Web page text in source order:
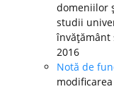
domeniilor
studii
învăţământ
2016
Notă de